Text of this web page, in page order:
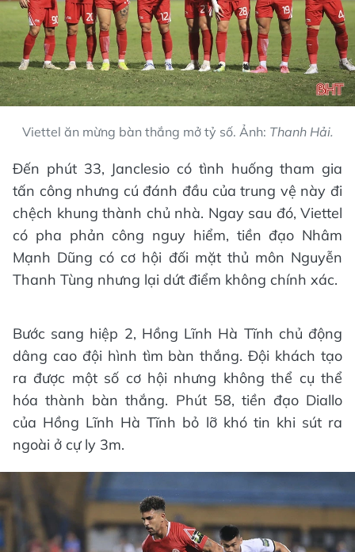
Viettel ăn mừng bàn thắng mở tỷ số. Ảnh: Thanh Hải.
Đến phút 33, Janclesio có tình huống tham gia
tấn công nhưng cú đánh đầu của trung vệ này đi
chệch khung thành chủ nhà. Ngay sau đó, Viettel
có pha phản công nguy hiểm, tiền đạo Nhâm
Mạnh Dũng có cơ hội đối mặt thủ môn Nguyễn
Thanh Tùng nhưng lại dứt điểm không chính xác.
Bước sang hiệp 2, Hồng Lĩnh Hà Tĩnh chủ động
dâng cao đội hình tìm bàn thắng. Đội khách tạo
ra được một số cơ hội nhưng không thể cụ thể
hóa thành bàn thắng. Phút 58, tiền đạo Diallo
của Hồng Lĩnh Hà Tĩnh bỏ lỡ khó tin khi sút ra
ngoài ở cự ly 3m.